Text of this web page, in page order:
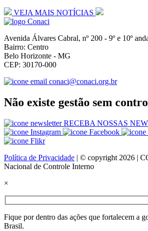
VEJA MAIS NOTÍCIAS
Avenida Álvares Cabral, nº 200 - 9º e 10º
Bairro: Centro
Belo Horizonte - MG
CEP: 30170-000
conaci@conaci.org.br
Não existe gestão sem
RECEBA NOSSAS
Política de Privacidade | © copyright 2026 |
Nacional de Controle Interno
×
Fique por dentro das ações que fortalecem a
Brasil.